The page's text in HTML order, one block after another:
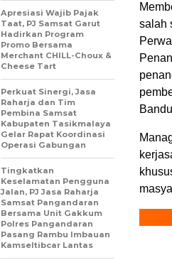
salah
Apresiasi Wajib Pajak
Taat, PJ Samsat Garut
Hadirkan Program
Promo Bersama
Merchant CHILL-Choux &
Cheese Tart
Perkuat Sinergi, Jasa
Raharja dan Tim
Pembina Samsat
Kabupaten Tasikmalaya
Gelar Rapat Koordinasi
Operasi Gabungan
Tingkatkan
Keselamatan Pengguna
Jalan, PJ Jasa Raharja
Samsat Pangandaran
Bersama Unit Gakkum
Polres Pangandaran
Pasang Rambu Imbauan
Kamseltibcar Lantas